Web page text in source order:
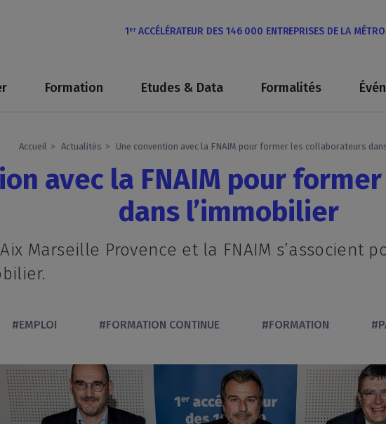
1 erACCÉLÉRATEUR DES 146 000 ENTREPRISES DE LA
Formation Etudes & Data Formalités
Accueil Actualités Une convention avec la FNAIM pour former les collaborateurs
avec la FNAIM pour
dans l’immobilier
Marseille Provence et la FNAIM
#EMPLOI #FORMATION CONTINUE #FORMATION